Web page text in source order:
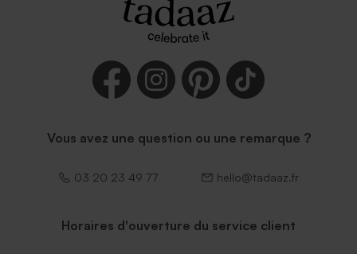
Vous avez une question ou une remarque ?
03 20 23 49 77 hello@tadaaz.fr
Horaires d'ouverture du service client